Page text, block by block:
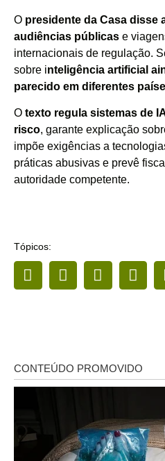
O presidente da Casa disse
audiências públicas e
internacionais de regulação.
sobre inteligência artificial
parecido em diferentes
O texto regula sistemas de
risco, garante explicação
impõe exigências a
práticas abusivas e prevê
autoridade competente.
Tópicos: